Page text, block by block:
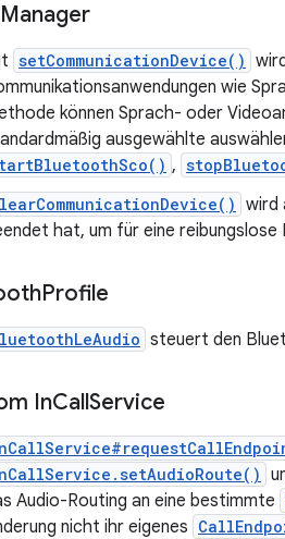
Manager
setCommunicationDevice()
wie
können Sprach- oder
ausgewählte
,
wird
hat, um für eine
Profile
steuert den
InCallService
Audio-Routing an eine bestimmte
nicht ihr eigenes